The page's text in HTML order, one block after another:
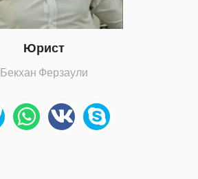
Юрист
Бекхан Ферзаули